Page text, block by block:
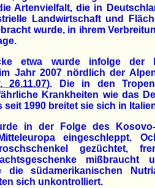
Artenvielfalt, die in
Landwirtschaft und
wurde, in ihrem
etwa wurde infolge der
Jahr 2007 nördlich der
26.11.07). Die in den
Krankheiten wie das
1990 breitet sie sich in
in der Folge des
eingeschleppt.
gezüchtet,
mißbraucht
die südamerikanischen
sich unkontrolliert.